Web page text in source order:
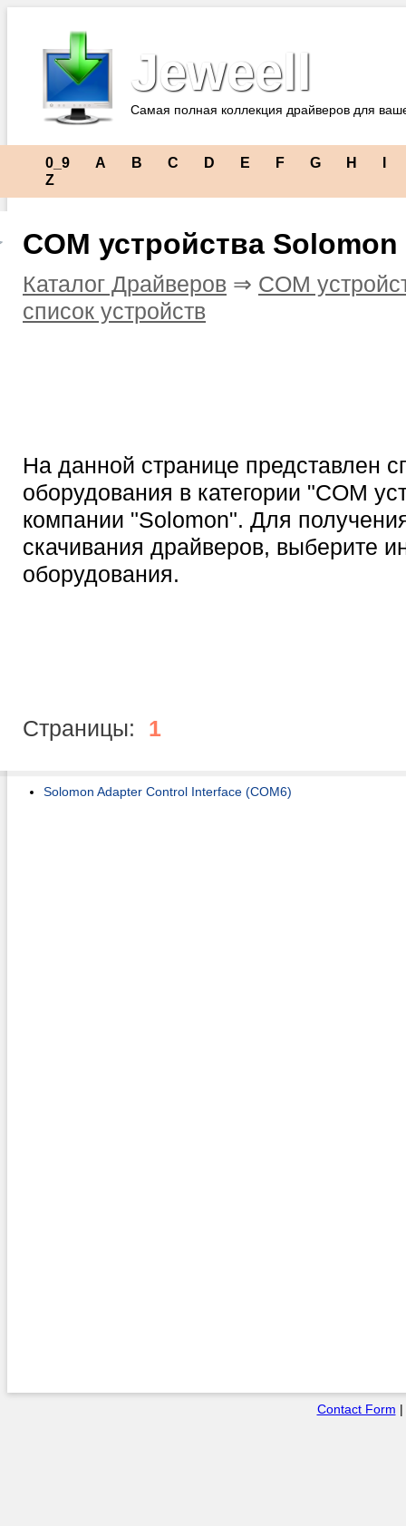
Jeweell
Самая полная коллекция драйверов для
0_9 A B C D E F G H
Z
COM устройства Solomon
Каталог Драйверов ⇒ COM
список устройств
На данной странице представлен
оборудования в категории "COM
компании "Solomon". Для
скачивания драйверов, выберите
оборудования.
Страницы: 1
Solomon Adapter Control Interface (COM6)
Contact Form |